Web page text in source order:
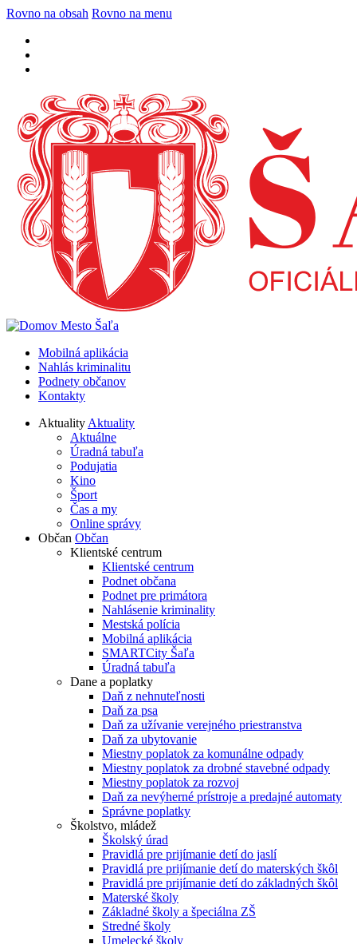
Rovno na obsah Rovno na menu
Mobilná aplikácia
Nahlás kriminalitu
Podnety občanov
Kontakty
AktualityAktuality
Aktuálne
Úradná tabuľa
Podujatia
Kino
Šport
Čas a my
Online správy
Občan Občan
Klientské centrum
Klientské centrum
Podnet občana
Podnet pre primátora
Nahlásenie kriminality
Mestská polícia
Mobilná aplikácia
SMARTCity Šaľa
Úradná tabuľa
Dane a poplatky
Daň z nehnuteľnosti
Daň za psa
Daň za užívanie verejného priestranstva
Daň za ubytovanie
Miestny poplatok za komunálne odpady
Miestny poplatok za drobné stavebné odpady
Miestny poplatok za rozvoj
Daň za nevýherné prístroje a predajné automaty
Správne poplatky
Školstvo, mládež
Školský úrad
Pravidlá pre prijímanie detí do jaslí
Pravidlá pre prijímanie detí do materských škôl
Pravidlá pre prijímanie detí do základných škôl
Materské školy
Základné školy a špeciálna ZŠ
Stredné školy
Umelecké školy